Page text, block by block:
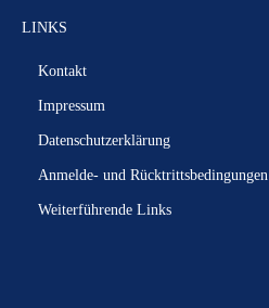
LINKS
Kontakt
Impressum
Datenschutzerklärung
Anmelde- und Rücktrittsbedingungen
Weiterführende Links